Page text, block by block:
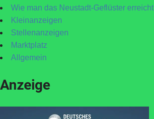
Wie man das Neustadt-Geflüster erreicht
Kleinanzeigen
Stellenanzeigen
Marktplatz
Allgemein
Anzeige